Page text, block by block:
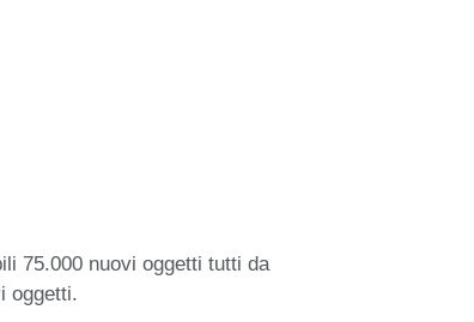
75.000 nuovi oggetti tutti da
oggetti.